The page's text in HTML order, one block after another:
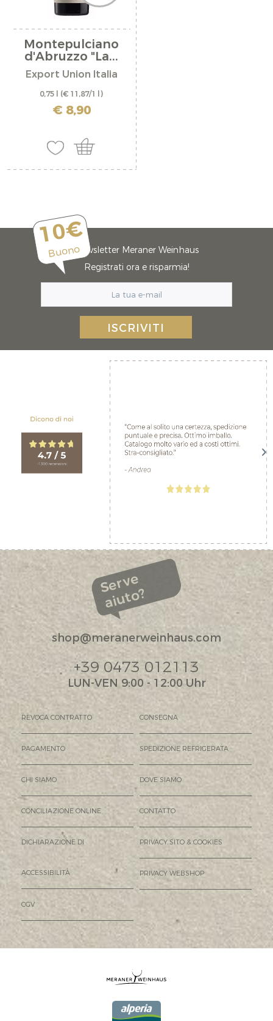
Montepulciano
d'Abruzzo "La...
Export Union Italia
0,75 l (€ 11,87/1 l)
incl. IVA più costi di spedizione
€ 8,90
10€
BuonoNewsletter Meraner Weinhaus
Registrati ora e risparmia!
ISCRIVITI
Serve
aiuto?
shop@meranerweinhaus.com
+39 0473 012113
LUN-VEN 9:00 - 12:00 Uhr
REVOCA CONTRATTO CONSEGNA
PAGAMENTO SPEDIZIONE REFRIGERATA
CHI SIAMO DOVE SIAMO
CONCILIAZIONE ONLINE CONTATTO
DICHIARAZIONE DI
ACCESSIBILITÀ
PRIVACY SITO & COOKIES
PRIVACY WEBSHOP
CGV